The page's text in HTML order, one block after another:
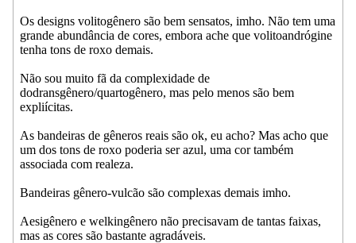
Os designs volitogênero são bem sensatos, imho. Não tem uma
grande abundância de cores, embora ache que volitoandrógine
tenha tons de roxo demais.
Não sou muito fã da complexidade de
dodransgênero/quartogênero, mas pelo menos são bem
expliícitas.
As bandeiras de gêneros reais são ok, eu acho? Mas acho que
um dos tons de roxo poderia ser azul, uma cor também
associada com realeza.
Bandeiras gênero-vulcão são complexas demais imho.
Aesigênero e welkingênero não precisavam de tantas faixas,
mas as cores são bastante agradáveis.